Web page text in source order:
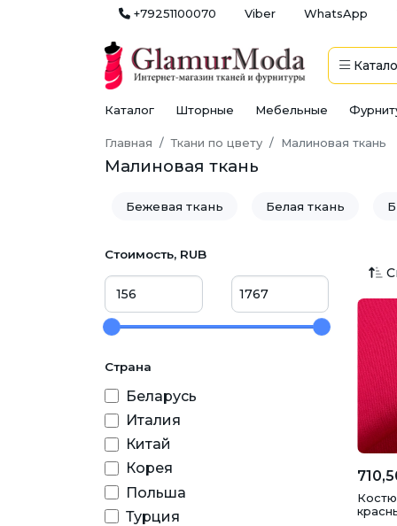
+79251100070 Viber WhatsApp
Каталог Шторные Мебельные
Главная Ткани по цвету Малиновая ткань
Малиновая ткань
Бежевая ткань Белая ткань
Золотистая ткань
Оранжевая ткань Персиковая
Стоимость, RUB
Страна
Беларусь
Италия
Китай
Корея
Польша
Турция